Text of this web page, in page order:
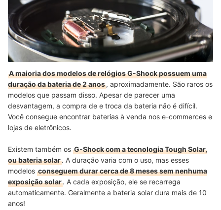
A maioria dos modelos de relógios G-Shock possuem uma
duração da bateria de 2 anos, aproximadamente. São raros os
modelos que passam disso. Apesar de parecer uma
desvantagem, a compra de e troca da bateria não é difícil.
Você consegue encontrar baterias à venda nos e-commerces e
lojas de eletrônicos.
Existem também os G-Shock com a tecnologia Tough Solar,
ou bateria solar. A duração varia com o uso, mas esses
modelos conseguem durar cerca de 8 meses sem nenhuma
exposição solar. A cada exposição, ele se recarrega
automaticamente. Geralmente a bateria solar dura mais de 10
anos!